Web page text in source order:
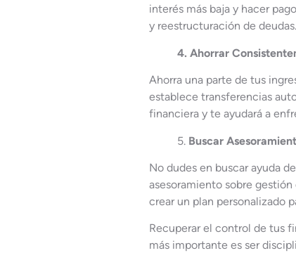
interés más baja y hacer
y reestructuración de
4. Ahorrar
Ahorra una parte de tus
establece transferencias
financiera y te ayudará a
5. Buscar
No dudes en buscar ayuda
asesoramiento sobre
crear un plan personalizado
Recuperar el control de tus
más importante es ser